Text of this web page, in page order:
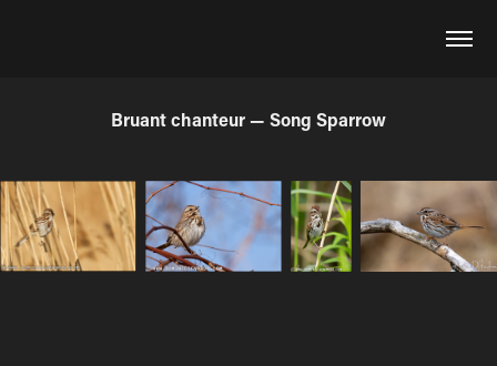
Bruant chanteur — Song Sparrow